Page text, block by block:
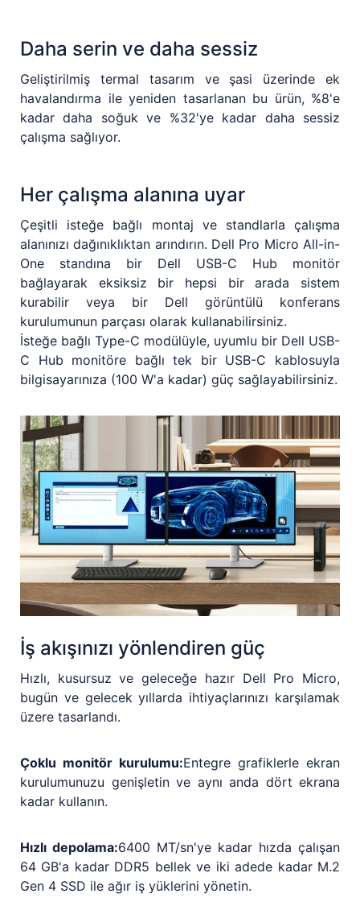
Daha serin ve daha sessiz
Geliştirilmiş termal tasarım ve şasi üzerinde ek
havalandırma ile yeniden tasarlanan bu ürün, %8'e
kadar daha soğuk ve %32'ye kadar daha sessiz
çalışma sağlıyor.
Her çalışma alanına uyar
Çeşitli isteğe bağlı montaj ve standlarla çalışma
alanınızı dağınıklıktan arındırın. Dell Pro Micro All-in-
One standına bir Dell USB-C Hub monitör
bağlayarak eksiksiz bir hepsi bir arada sistem
kurabilir veya bir Dell görüntülü konferans
kurulumunun parçası olarak kullanabilirsiniz.
İsteğe bağlı Type-C modülüyle, uyumlu bir Dell USB-
C Hub monitöre bağlı tek bir USB-C kablosuyla
bilgisayarınıza (100 W'a kadar) güç sağlayabilirsiniz.
İş akışınızı yönlendiren güç
Hızlı, kusursuz ve geleceğe hazır Dell Pro Micro,
bugün ve gelecek yıllarda ihtiyaçlarınızı karşılamak
üzere tasarlandı.
Çoklu monitör kurulumu:Entegre grafiklerle ekran
kurulumunuzu genişletin ve aynı anda dört ekrana
kadar kullanın.
Hızlı depolama:6400 MT/sn'ye kadar hızda çalışan
64 GB'a kadar DDR5 bellek ve iki adede kadar M.2
Gen 4 SSD ile ağır iş yüklerini yönetin.